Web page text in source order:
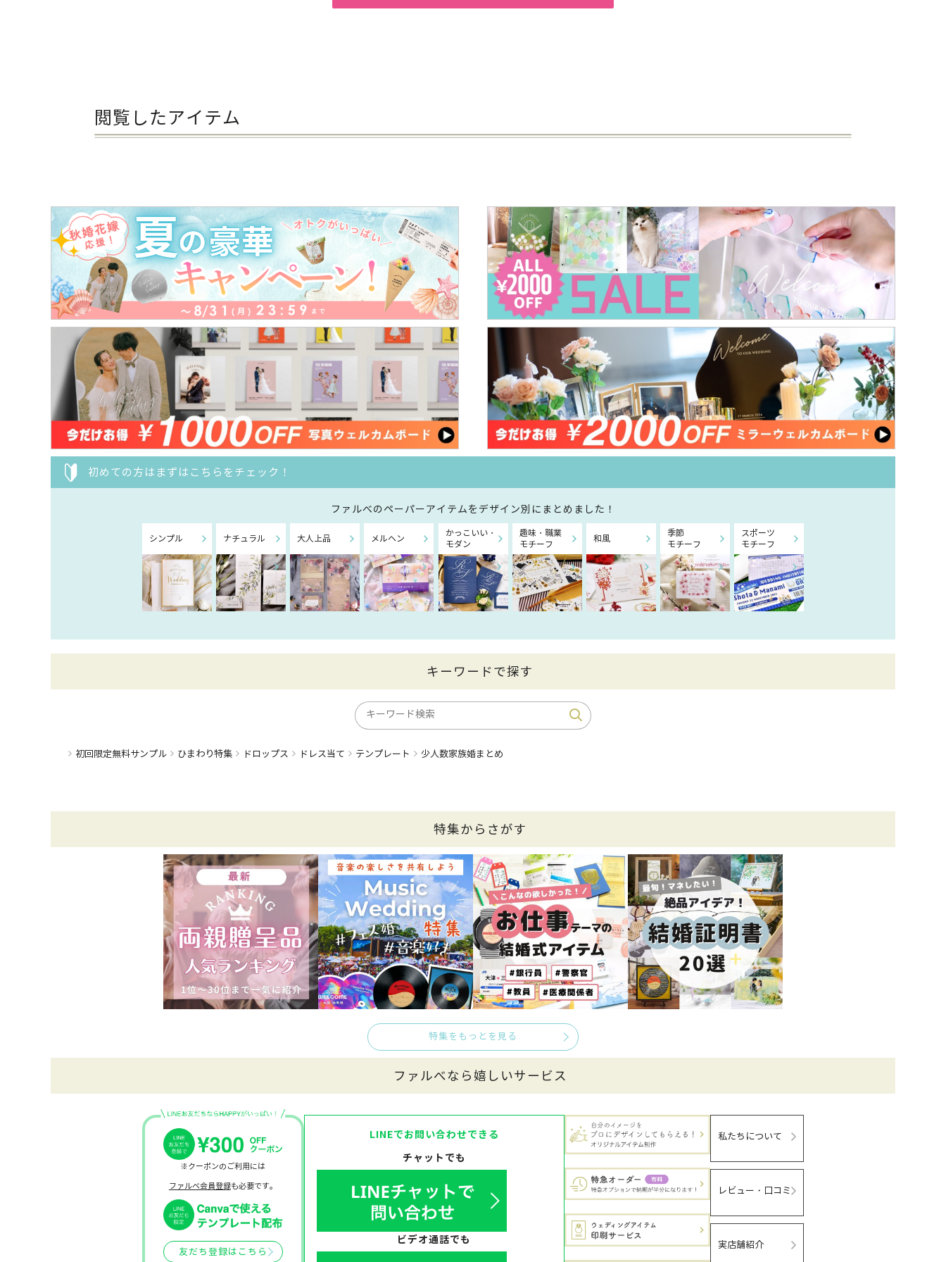
閲覧したアイテム
初めての方はまずはこちらをチェック！
ファルべのペーパーアイテムをデザイン別にまとめました！
シンプル ナチュラル 大人上品 メルヘン
かっこいい・
モダン
趣味・職業
モチーフ
和風
季節
モチーフ
スポーツ
モチーフ
キーワードで探す
初回限定無料サンプル ひまわり特集 ドロップス ドレス当て テンプレート 少人数家族婚まとめ
特集からさがす
特集をもっとを見る
ファルべなら嬉しいサービス
※クーポンのご利用には
ファルベ会員登録も必要です。
友だち登録はこちら
LINEでお問い合わせできる
チャットでも
ビデオ通話でも
私たちについて
レビュー・口コミ
実店舗紹介